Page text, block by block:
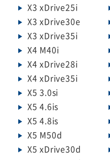
X3 xDrive25i
X3 xDrive30e
X3 xDrive35i
X4 M40i
X4 xDrive28i
X4 xDrive35i
X5 3.0si
X5 4.6is
X5 4.8is
X5 M50d
X5 xDrive30d